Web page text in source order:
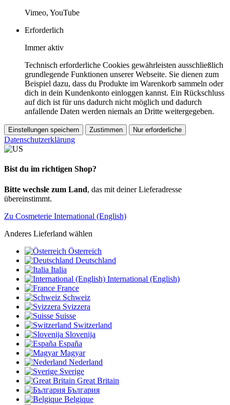
Vimeo, YouTube
Erforderlich
Immer aktiv
Technisch erforderliche Cookies gewährleisten ausschließlich
grundlegende Funktionen unserer Webseite. Sie dienen zum
Beispiel dazu, dass du Produkte im Warenkorb sammeln oder
dich in dein Kundenkonto einloggen kannst. Ein Rückschluss
auf dich ist für uns dadurch nicht möglich und dadurch
anfallende Daten werden niemals an Dritte weitergegeben.
Einstellungen speichern Zustimmen Nur erforderliche
Datenschutzerklärung
Bist du im richtigen Shop?
Bitte wechsle zum Land, das mit deiner Lieferadresse
übereinstimmt.
Zu Cosmeterie International (English)
Anderes Lieferland wählen
Österreich
Deutschland
Italia
International (English)
France
Schweiz
Svizzera
Suisse
Switzerland
Slovenija
España
Magyar
Nederland
Sverige
Great Britain
България
Belgique